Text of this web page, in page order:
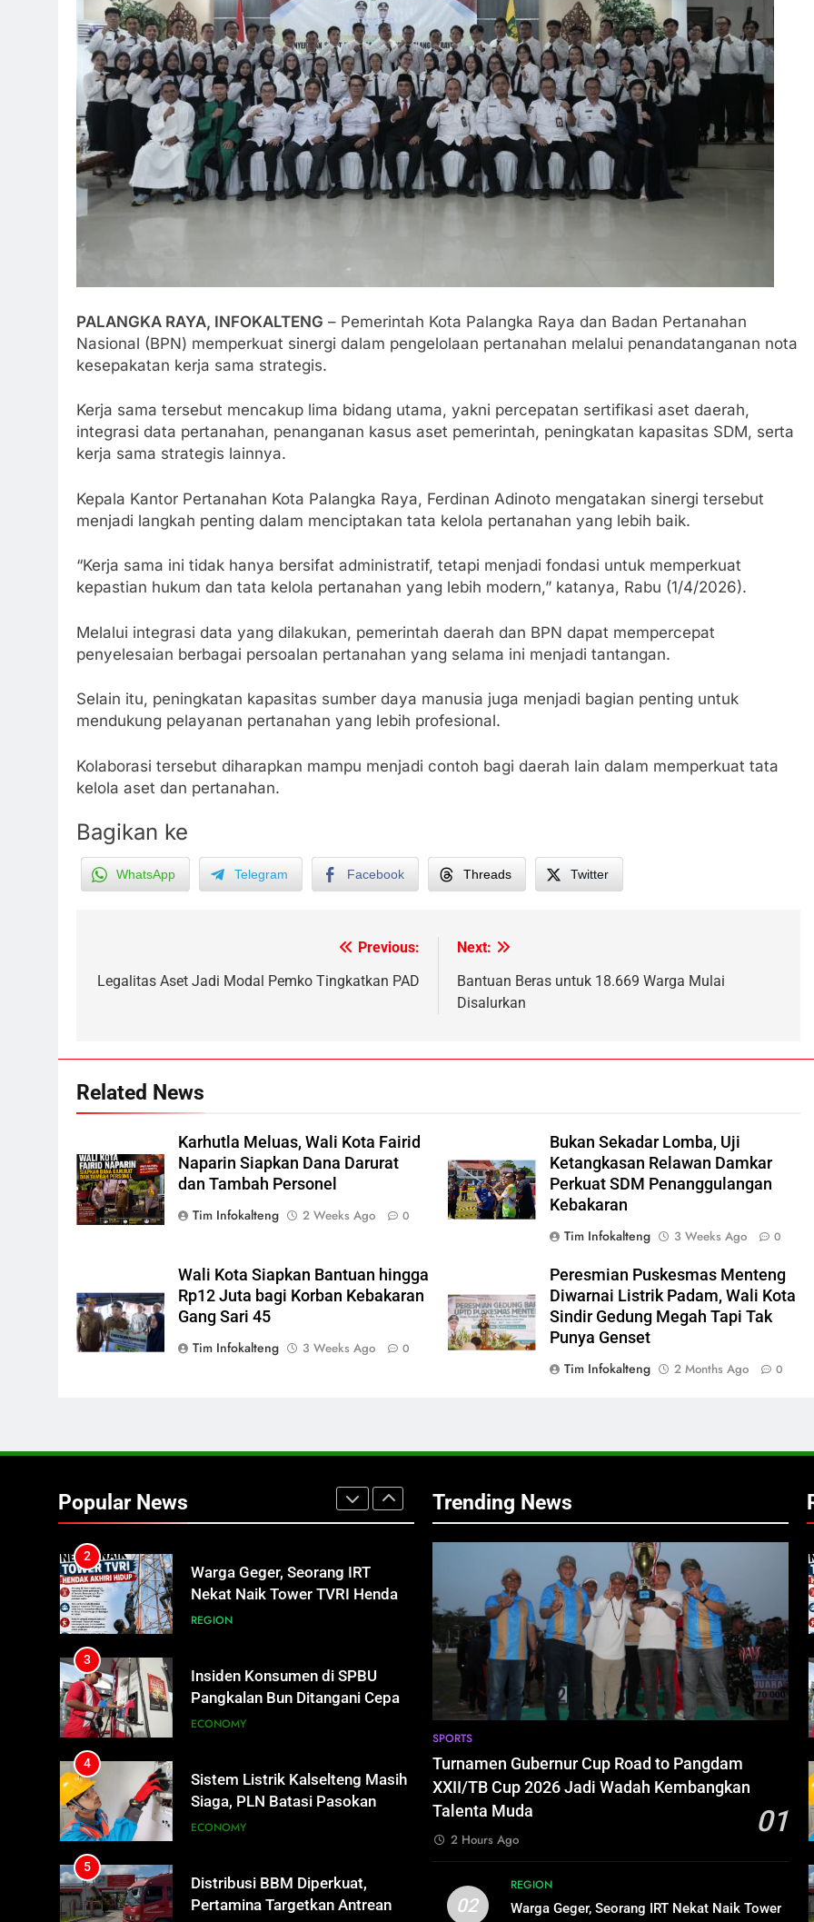
PALANGKA RAYA, INFOKALTENG – Pemerintah Kota Palangka Raya dan Badan Pertanahan
Nasional (BPN) memperkuat sinergi dalam pengelolaan pertanahan melalui penandatanganan nota
kesepakatan kerja sama strategis.
Kerja sama tersebut mencakup lima bidang utama, yakni percepatan sertifikasi aset daerah,
integrasi data pertanahan, penanganan kasus aset pemerintah, peningkatan kapasitas SDM, serta
kerja sama strategis lainnya.
Kepala Kantor Pertanahan Kota Palangka Raya, Ferdinan Adinoto mengatakan sinergi tersebut
menjadi langkah penting dalam menciptakan tata kelola pertanahan yang lebih baik.
“Kerja sama ini tidak hanya bersifat administratif, tetapi menjadi fondasi untuk memperkuat
kepastian hukum dan tata kelola pertanahan yang lebih modern,” katanya, Rabu (1/4/2026).
Melalui integrasi data yang dilakukan, pemerintah daerah dan BPN dapat mempercepat
penyelesaian berbagai persoalan pertanahan yang selama ini menjadi tantangan.
Selain itu, peningkatan kapasitas sumber daya manusia juga menjadi bagian penting untuk
mendukung pelayanan pertanahan yang lebih profesional.
Kolaborasi tersebut diharapkan mampu menjadi contoh bagi daerah lain dalam memperkuat tata
kelola aset dan pertanahan.
Bagikan ke
WhatsApp Telegram Facebook Threads Twitter
navigation
Previous:
Legalitas Aset Jadi Modal Pemko Tingkatkan PAD
Next:
Bantuan Beras untuk 18.669 Warga Mulai
Disalurkan
Related News
Karhutla Meluas, Wali Kota Fairid
Naparin Siapkan Dana Darurat
dan Tambah Personel
Tim Infokalteng
2 Weeks Ago 0
Bukan Sekadar Lomba, Uji
Ketangkasan Relawan Damkar
Perkuat SDM Penanggulangan
Kebakaran
Tim Infokalteng
3 Weeks Ago 0
Wali Kota Siapkan Bantuan hingga
Rp12 Juta bagi Korban Kebakaran
Gang Sari 45
Tim Infokalteng
3 Weeks Ago 0
Peresmian Puskesmas Menteng
Diwarnai Listrik Padam, Wali Kota
Sindir Gedung Megah Tapi Tak
Punya Genset
Tim Infokalteng
2 Months Ago 0
Popular News
Distribusi BBM Diperkuat,
Pertamina Targetkan Antrean di
Ketua dan Empat Komisioner
Tersangka Dugaan Korupsi
HUKUM DAN KRIMINAL
Presiden Prabowo Minta Bahlil
Segera Tuntaskan Pemadaman
NUSANTARA
Bukan Sekadar Hemat
Anggaran
DPRD KALTENG LEGISLATIF
1
2
Nekat Naik Tower TVRI Hendak
3
Insiden Konsumen di SPBU
Pangkalan Bun Ditangani Cepat,
Pertamina Pastikan Pelayanan
ECONOMY
4
Sistem Listrik Kalselteng Masih
Siaga, PLN Batasi Pasokan
Selama 7 Hari
ECONOMY
5
Distribusi BBM Diperkuat,
Pertamina Targetkan Antrean di
SPBU Sampit Segera Terurai
ECONOMY
6
Ketua dan Empat Komisioner
KPU Kotim Resmi Jadi
Trending News
SPORTS
Turnamen Gubernur Cup Road to Pangdam
XXII/TB Cup 2026 Jadi Wadah Kembangkan
Talenta Muda
01
2 Hours Ago
02
REGION
Warga Geger, Seorang IRT Nekat Naik Tower